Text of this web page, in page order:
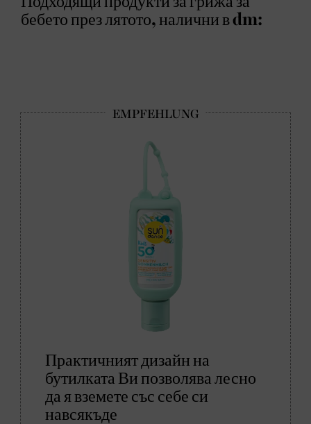
бебето през лятото, налични в dm:
Практичният дизайн на
бутилката Ви позволява лесно
да я вземете със себе си
навсякъде